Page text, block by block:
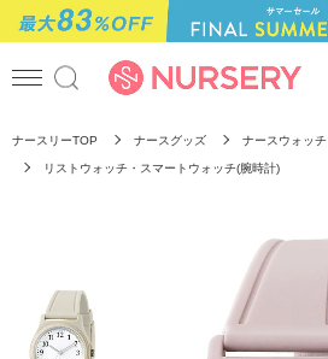
ナースリーTOP ナースグッズ ナースウォッチ
リストウォッチ・スマートウォッチ(腕時計)